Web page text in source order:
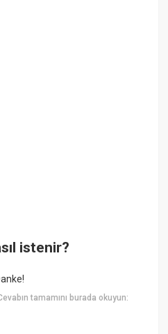
istenir?
tamamını burada okuyun: